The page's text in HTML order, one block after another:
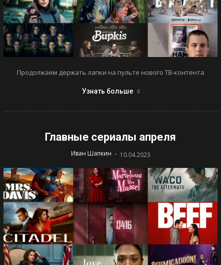
Продолжаем держать лапки на пульте нового ТВ-контента
Узнать больше
Главные сериалы апреля
Иван Шапкин - 10.04.2023